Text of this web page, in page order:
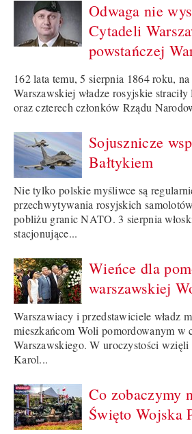
Odwaga nie
Cytadeli
powstańczej
162 lata temu, 5 sierpnia 1864 roku,
Warszawskiej władze rosyjskie
oraz czterech członków Rządu
Sojusznicze
Bałtykiem
Nie tylko polskie myśliwce są
przechwytywania rosyjskich
pobliżu granic NATO. 3 sierpnia
stacjonujące...
Wieńce dla
warszawskiej
Warszawiacy i przedstawiciele władz
mieszkańcom Woli pomordowanym w
Warszawskiego. W uroczystości wzięli
Karol...
Co zobaczymy
Święto Wojska